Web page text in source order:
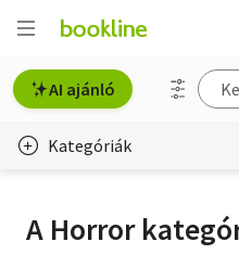
AI ajánló
Kategóriák
Erotika
A Horror